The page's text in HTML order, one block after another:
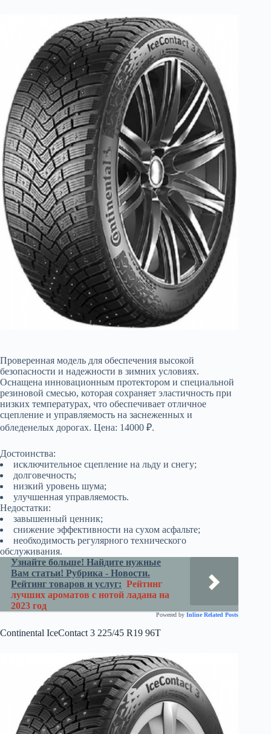
Проверенная модель для обеспечения высокой
безопасности и надежности в зимних условиях.
Оснащена инновационным протектором и специальной
резиновой смесью, которая сохраняет эластичность при
низких температурах, что обеспечивает отличное
сцепление и управляемость на заснеженных и
обледенелых дорогах. Цена: 14000 ₽.
Достоинства:
исключительное сцепление на льду и снегу;
долговечность;
низкий уровень шума;
улучшенная управляемость.
Недостатки:
завышенный ценник;
снижение эффективности на сухом асфальте;
необходимость регулярного технического
обслуживания.
Узнайте больше! Найдите нужные
Вам статьи! Рубрика - Новости.
Рейтинг товаров и услуг: Рейтинг
лучших ароматов с нотой ладана на
2023 год
Powered by Inline Related Posts
Continental IceContact 3 225/45 R19 96Т